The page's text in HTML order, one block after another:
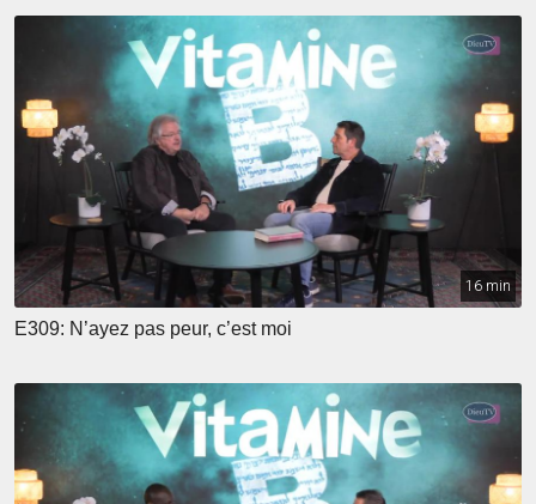
16 min
E309: N’ayez pas peur, c’est moi